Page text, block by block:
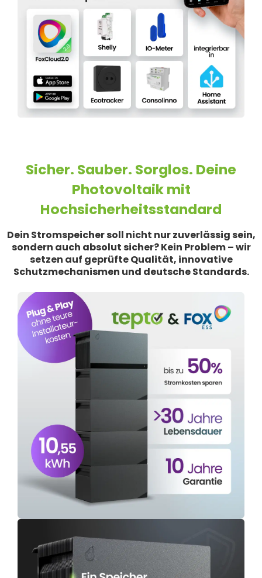
Sicher. Sauber. Sorglos. Deine
Photovoltaik mit
Hochsicherheitsstandard
Dein Stromspeicher soll nicht nur zuverlässig sein,
sondern auch absolut sicher? Kein Problem – wir
setzen auf geprüfte Qualität, innovative
Schutzmechanismen und deutsche Standards.